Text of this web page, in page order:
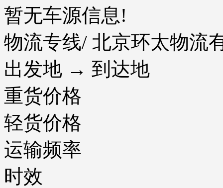
暂无车源信息!
物流专线/ 北京环太物流
出发地 → 到达地
重货价格
轻货价格
运输频率
时效